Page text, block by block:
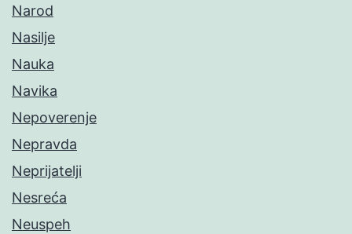
Narod
Nasilje
Nauka
Navika
Nepoverenje
Nepravda
Neprijatelji
Nesreća
Neuspeh